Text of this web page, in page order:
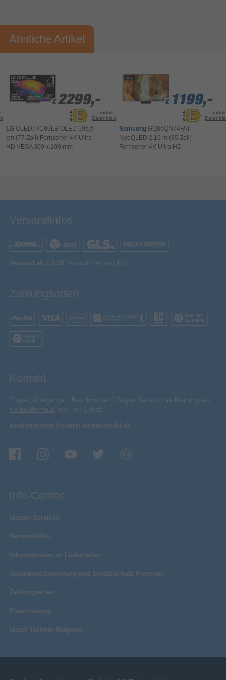
WLAN
Bluetooth-Profile
Smart TV
Hybrid Broadcast Broadband
Installiertes Betriebssystem
Tunertyp Analog & Digital
Empfangstechnik Triple Tuner
Verpackungstiefe
Verpackungsbreite 1192 mm
Verpackungsart
Sonstiges
Herstellerartikelnummer
Ihre Bewertung:
Ihr Kommentar*
Ähnliche Artikel
€ 2299,-
€ 2299,-
Produkt-
Datenblatt
LG OLED77C69LB OLED 195,6
cm (77 Zoll) Fernseher 4K Ultra
HD VESA 300 x 200 mm
€ 1199,-
€ 1199,-
€ 1199,-
Samsung GQ85QN74FAT
NeoQLED 2,16 m (85 Zoll)
Fernseher 4K Ultra HD
Versandinfos
Versand ab € 0,00 (Ausnahmen möglich)
Zahlungsarten
Kontakt
Fragen, Anregungen, Beschwerden? Sagen Sie uns Ihre Meinung via
Kontaktformular oder per E-Mail:
kundenservice@expert-technomarkt.de
Info-Center
Unsere Services
Versandinfos
Informationen zu Lieferzeiten
Garantieverlängerung und Geräteschutz Premium
Zahlungsarten
Finanzierung
Unser Technik-Ratgeber